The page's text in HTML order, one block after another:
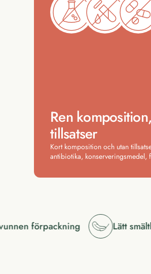
Ren
tillsatser
Kort komposition och utan
antibiotika, konserveringsmedel,
förpackning Lätt